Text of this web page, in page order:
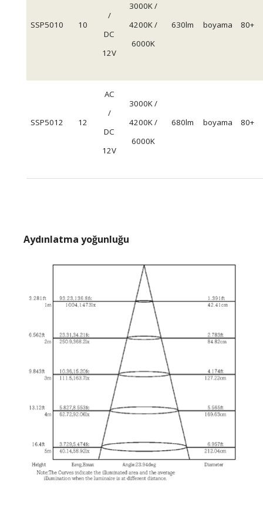
SSP5010 10
/
DC
12V
3000K /
4200K /
6000K
630lm boyama 80+
SSP5012 12
AC
/
DC
12V
3000K /
4200K /
6000K
680lm boyama 80+
Aydınlatma yoğunluğu